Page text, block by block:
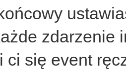
zdarzenie
ci się event